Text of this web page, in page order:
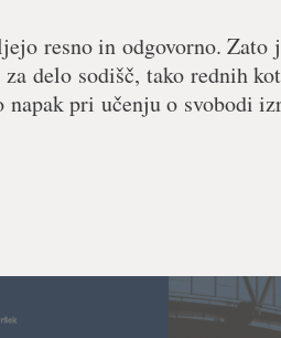
resno in odgovorno. Zato
delo sodišč, tako rednih
pri učenju o svobodi